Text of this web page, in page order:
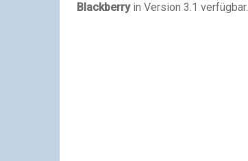
Blackberryin Version 3.1 verfügbar.